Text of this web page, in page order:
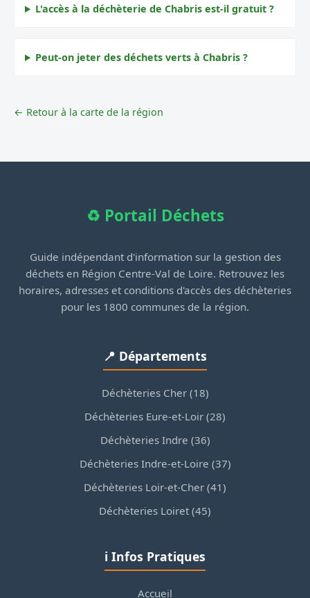
L'accès à la déchèterie de Chabris est-il gratuit ?
Peut-on jeter des déchets verts à Chabris ?
← Retour à la carte de la région
♻️ Portail Déchets
Guide indépendant d'information sur la gestion des
déchets en Région Centre-Val de Loire. Retrouvez les
horaires, adresses et conditions d'accès des déchèteries
pour les 1800 communes de la région.
📍 Départements
Déchèteries Cher (18)
Déchèteries Eure-et-Loir (28)
Déchèteries Indre (36)
Déchèteries Indre-et-Loire (37)
Déchèteries Loir-et-Cher (41)
Déchèteries Loiret (45)
ℹ️ Infos Pratiques
Accueil